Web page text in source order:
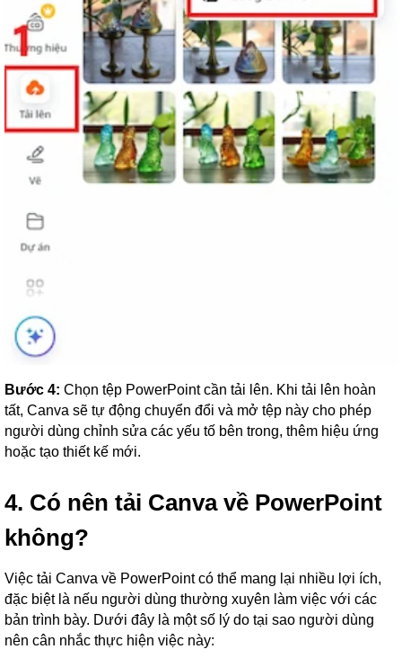
Bước 4: Chọn tệp PowerPoint cần tải lên. Khi tải lên hoàn
tất, Canva sẽ tự động chuyển đổi và mở tệp này cho phép
người dùng chỉnh sửa các yếu tố bên trong, thêm hiệu ứng
hoặc tạo thiết kế mới.
4. Có nên tải Canva về PowerPoint
không?
Việc tải Canva về PowerPoint có thể mang lại nhiều lợi ích,
đặc biệt là nếu người dùng thường xuyên làm việc với các
bản trình bày. Dưới đây là một số lý do tại sao người dùng
nên cân nhắc thực hiện việc này: